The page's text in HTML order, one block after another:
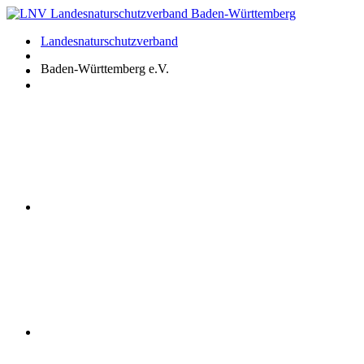
Zum
springenLandesnaturschutzverband
Baden-Württemberg e.V.